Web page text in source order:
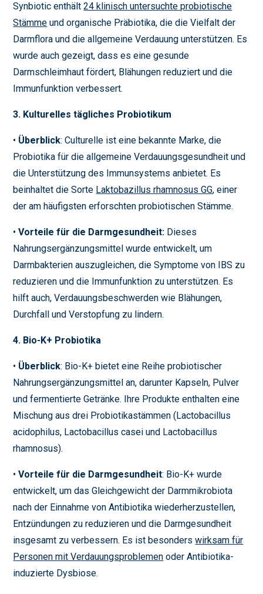
Synbiotic enthält24 klinisch untersuchte probiotische
Stämme und organische Präbiotika, die die Vielfalt der
Darmflora und die allgemeine Verdauung unterstützen. Es
wurde auch gezeigt, dass es eine gesunde
Darmschleimhaut fördert, Blähungen reduziert und die
Immunfunktion verbessert.
3. Kulturelles tägliches Probiotikum
• Überblick: Culturelle ist eine bekannte Marke, die
Probiotika für die allgemeine Verdauungsgesundheit und
die Unterstützung des Immunsystems anbietet. Es
beinhaltet die Sorte Laktobazillus rhamnosus GG, einer
der am häufigsten erforschten probiotischen Stämme.
•Vorteile für die Darmgesundheit: Dieses
Nahrungsergänzungsmittel wurde entwickelt, um
Darmbakterien auszugleichen, die Symptome von IBS zu
reduzieren und die Immunfunktion zu unterstützen. Es
hilft auch, Verdauungsbeschwerden wie Blähungen,
Durchfall und Verstopfung zu lindern.
4. Bio-K+ Probiotika
• Überblick: Bio-K+ bietet eine Reihe probiotischer
Nahrungsergänzungsmittel an, darunter Kapseln, Pulver
und fermentierte Getränke. Ihre Produkte enthalten eine
Mischung aus drei Probiotikastämmen (Lactobacillus
acidophilus, Lactobacillus casei und Lactobacillus
rhamnosus).
•Vorteile für die Darmgesundheit: Bio-K+ wurde
entwickelt, um das Gleichgewicht der Darmmikrobiota
nach der Einnahme von Antibiotika wiederherzustellen,
Entzündungen zu reduzieren und die Darmgesundheit
insgesamt zu verbessern. Es ist besonderswirksam für
Personen mit Verdauungsproblemen oder Antibiotika-
induzierte Dysbiose.